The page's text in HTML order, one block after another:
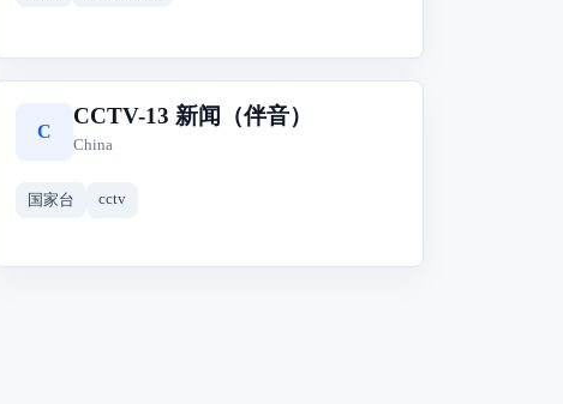
C
CCTV-13 新闻（伴音）
China
国家台 cctv